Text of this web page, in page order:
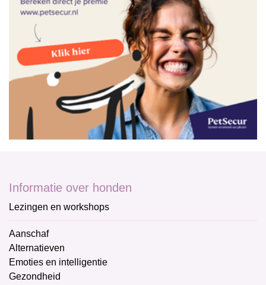
Informatie over honden
Lezingen en workshops
Aanschaf
Alternatieven
Emoties en intelligentie
Gezondheid